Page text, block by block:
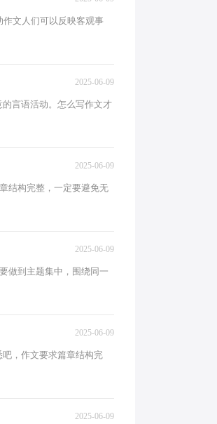
作文人们可以反映客观事
2025-06-09
言语活动。怎么写作文才
2025-06-09
结构完整，一定要避免无
2025-06-09
做到主题集中，围绕同一
2025-06-09
，作文要求篇章结构完
2025-06-09